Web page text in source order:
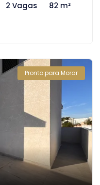
2 Vagas 82 m²
Pronto para Morar